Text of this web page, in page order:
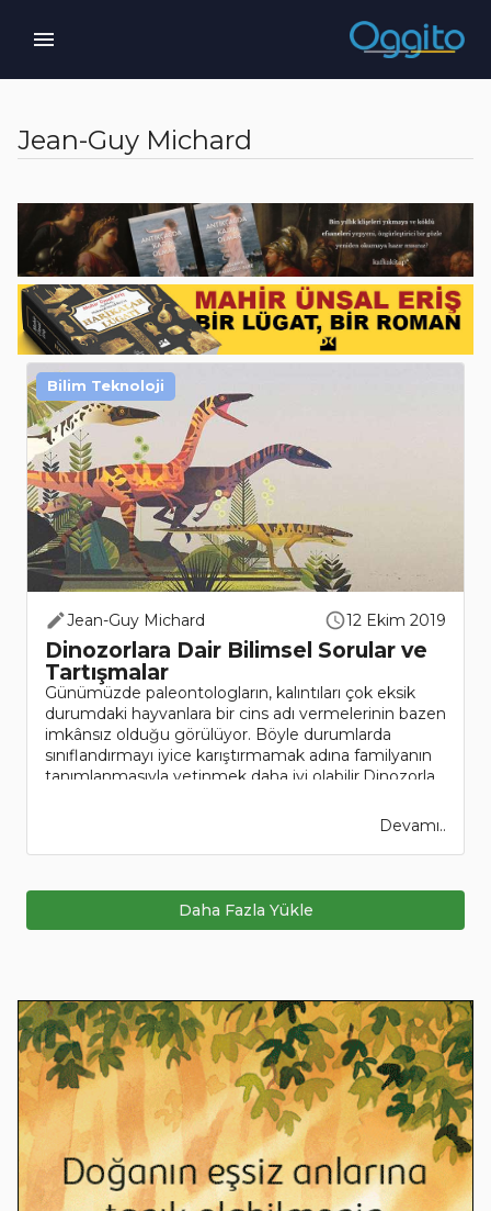
Jean-Guy Michard
Jean-Guy Michard 12 Ekim 2019
Dinozorlara Dair Bilimsel Sorular ve
Tartışmalar
Günümüzde paleontologların, kalıntıları çok eksik
durumdaki hayvanlara bir cins adı vermelerinin bazen
imkânsız olduğu görülüyor. Böyle durumlarda
sınıflandırmayı iyice karıştırmamak adına familyanın
tanımlanmasıyla yetinmek daha iyi olabilir.Dinozorla..
Devamı..
Bilim Teknoloji
Daha Fazla Yükle